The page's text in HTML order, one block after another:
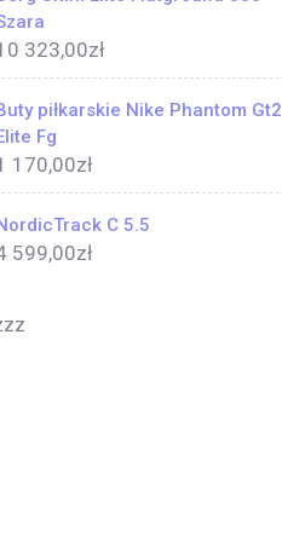
323,00zł
piłkarskie Nike Phantom Gt2
Fg
170,00zł
C 5.5
599,00zł